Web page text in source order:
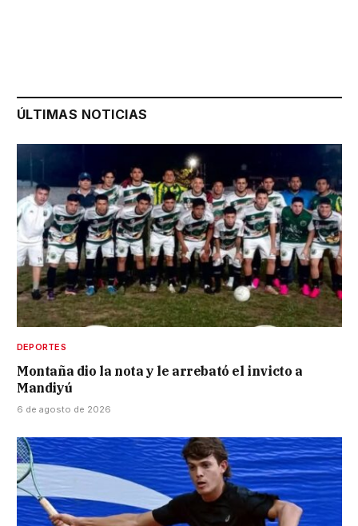
ÚLTIMAS NOTICIAS
DEPORTES
Montaña dio la nota y le arrebató el invicto a
Mandiyú
6 de agosto de 2026